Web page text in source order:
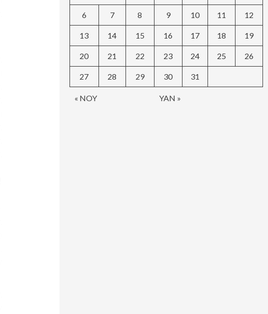
« NOY YAN »
6 7 8 9 10 11 12
13 14 15 16 17 18 19
20 21 22 23 24 25 26
27 28 29 30 31